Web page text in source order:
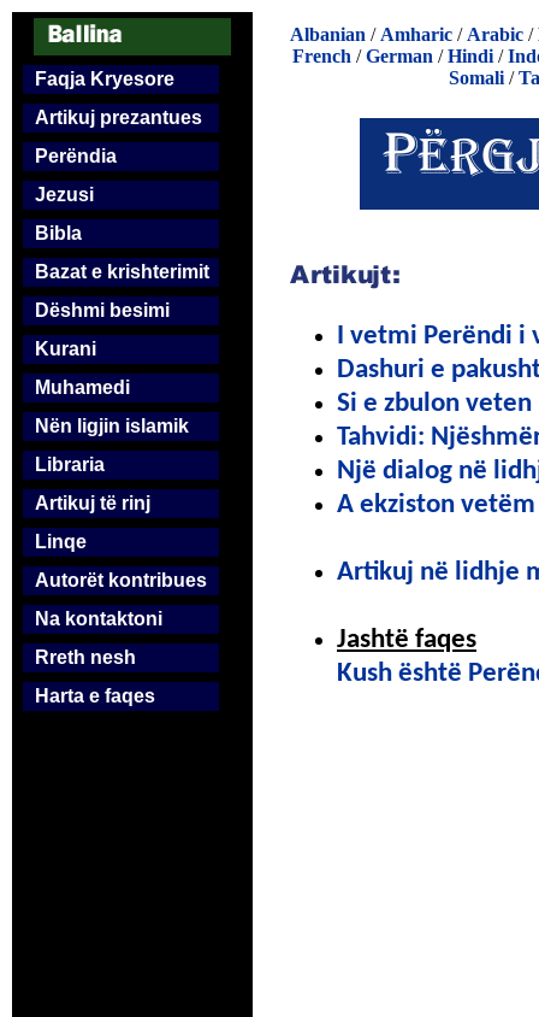
Faqja Kryesore
Artikuj prezantues
Perëndia
Jezusi
Bibla
Bazat e krishterimit
Dëshmi besimi
Kurani
Muhamedi
Nën ligjin islamik
Libraria
Artikuj të rinj
Linqe
Autorët kontribues
Na kontaktoni
Rreth nesh
Harta e faqes
Albanian / Amharic / Arabic /
French /German /Hindi /
Somali/
I vetmi Perëndi i
Dashuri e
Si e zbulon veten
Tahvidi:
Një dialog në
A ekziston
Artikuj në lidhje
Jashtë faqes
Kush është